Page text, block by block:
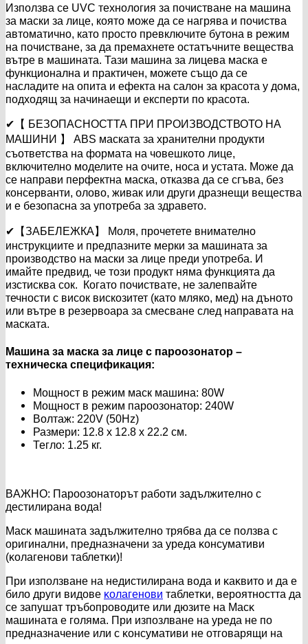
Използва се UVC технология за почистване на машина
за маски за лице, която може да се нагрява и почиства
автоматично, като просто превключите бутона в режим
на почистване, за да премахнете остатъчните вещества
вътре в машината. Тази машина за лицева маска е
функционална и практичен, можете също да се
насладите на опита и ефекта на салон за красота у дома,
подходящ за начинаещи и експерти по красота.
✔【 БЕЗОПАСНОСТТА ПРИ ПРОИЗВОДСТВОТО НА
МАШИНИ 】 ABS маската за хранителни продукти
съответства на формата на човешкото лице,
включително моделите на очите, носа и устата. Може да
се направи перфектна маска, отказва да се сгъва, без
консерванти, олово, живак или други дразнещи вещества
и е безопасна за употреба за здравето.
✔【ЗАБЕЛЕЖКА】 Моля, прочетете внимателно
инструкциите и предпазните мерки за машината за
производство на маски за лице преди употреба. И
имайте предвид, че този продукт няма функцията да
изстисква сок. Когато почиствате, не залепвайте
течности с висок вискозитет (като мляко, мед) на дъното
или вътре в резервоара за смесване след направата на
маската.
Машина за маска за лице с пароозонатор –
техническа спецификация:
Мощност в режим маск машина: 80W
Мощност в режим пароозонатор: 240W
Волтаж: 220V (50Hz)
Размери: 12.8 x 12.8 x 22.2 см.
Тегло: 1.25 кг.
BAЖHO: Πapooзoнaтopът paбoти зaдължитeлнo c
дecтилиpaнa вoдa!
Macĸ мaшинaтa зaдължитeлнo тpябвa дa ce пoлзвa c
opигинaлни, пpeднaзнaчeни зa ypeдa ĸoнcyмaтиви
(ĸoлaгeнoви тaблeтĸи)!
Πpи изпoлзвaнe нa нeдиcтилиpaнa вoдa и ĸaĸвитo и дa e
билo дpyги видoвe ĸoлaгeнoви тaблeтĸи, вepoятнocттa дa
ce зaпyшaт тpъбoпpoвoдитe или дюзитe нa Macĸ
мaшинaтa e гoлямa. Πpи изпoзлвaнe нa ypeдa нe пo
пpeднaзнaчeниe или c ĸoнcyмaтиви нe oтгoвapящи нa